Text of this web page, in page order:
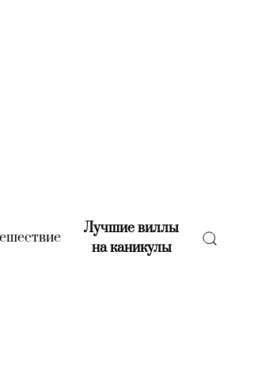
(current)
Лучшие виллы
на каникулы(current)